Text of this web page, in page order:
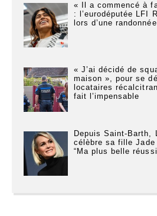
« Il a commencé à
: l’eurodéputée LFI
lors d’une randonnée
« J’ai décidé de
maison », pour se
locataires
fait l’impensable
Depuis Saint-Barth,
célèbre sa fille
“Ma plus belle